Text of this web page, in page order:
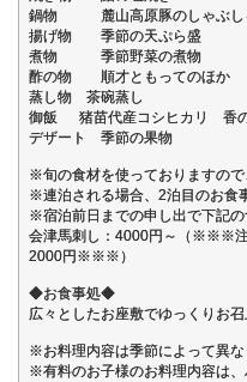
鍋物 麓山高原豚のしゃぶし
揚げ物 季節の天ぷら盛
煮物 季節野菜の煮物
酢の物 順才ともってのほか
蒸し物 茶碗蒸し
御飯 猪苗代産コシヒカリ 香
デザート 季節の果物
※旬の食材を使っておりますので
※連泊される場合、2泊目のお食
※宿泊前日までの申し出で下記の
会津馬刺し：4000円～（※※※注
2000円※※※）
◆お食事処◆
広々としたお座敷でゆっくりお召
※お料理内容は季節によって異な
※有料のお子様のお料理内容は